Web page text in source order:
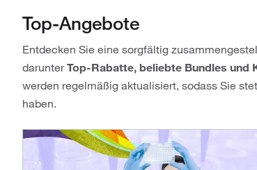
Top-Angebote
Entdecken Sie eine sorgfältig
darunterTop-Rabatte, beliebte Bundles und
werden regelmäßig aktualisiert, sodass Sie
haben.